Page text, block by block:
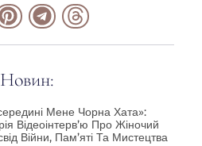
Мене Чорна Хата»:
Відеоінтерв’ю Про Жіночий
Війни, Пам’яті Та Мистецтва